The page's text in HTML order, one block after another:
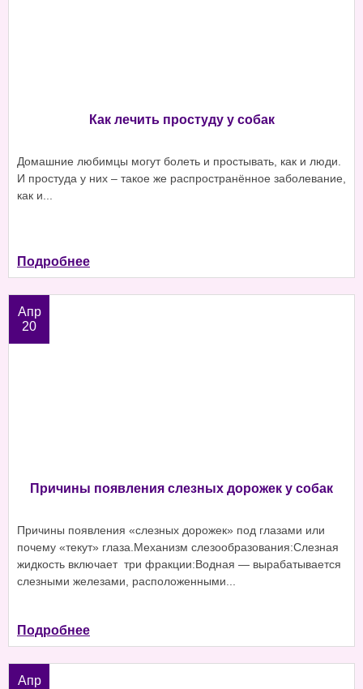
Как лечить простуду у собак
Домашние любимцы могут болеть и простывать, как и люди.
И простуда у них – такое же распространённое заболевание,
как и...
Подробнее
Апр
20
Причины появления слезных дорожек у собак
Причины появления «слезных дорожек» под глазами или
почему «текут» глаза.Механизм слезообразования:Слезная
жидкость включает три фракции:Водная — вырабатывается
слезными железами, расположенными...
Подробнее
Апр